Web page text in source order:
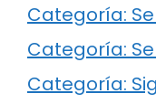
Categoría:
Categoría:
Categoría: